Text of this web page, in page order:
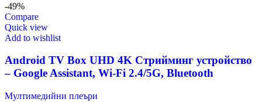
-49%
Compare
Quick view
Add to wishlist
Android TV Box UHD 4K Стрийминг устройство
– Google Assistant, Wi-Fi 2.4/5G, Bluetooth
Мултимедийни плеъри